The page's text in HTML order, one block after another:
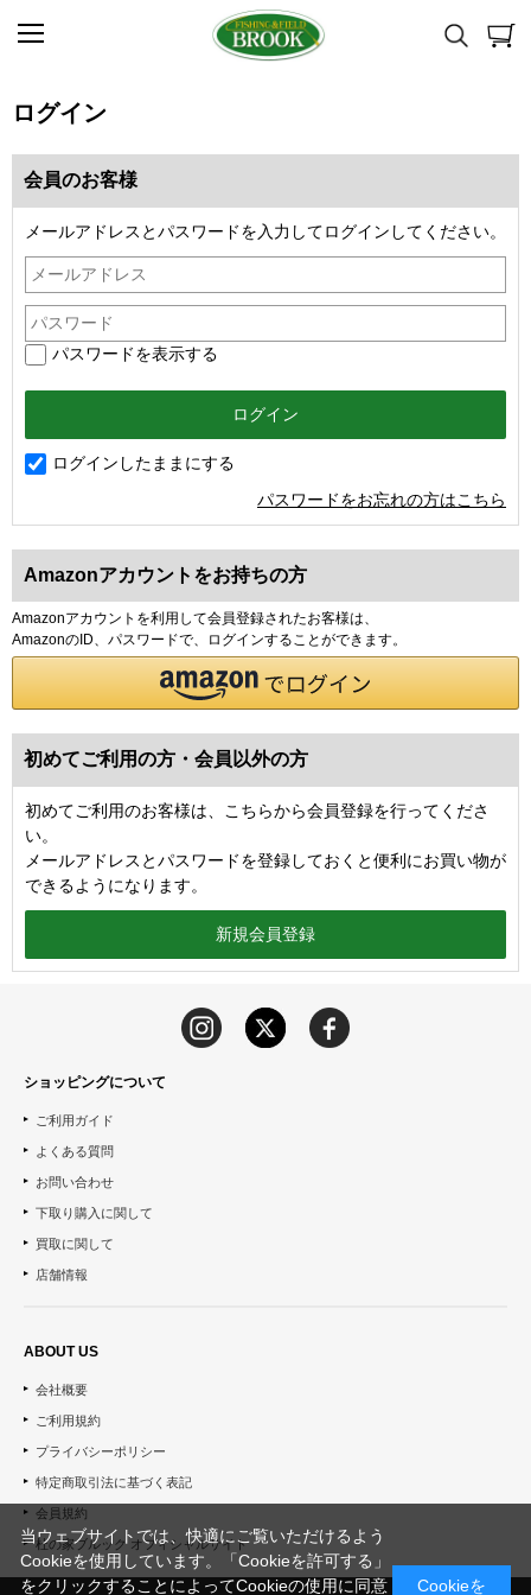
ログイン
会員のお客様
メールアドレスとパスワードを入力してログインしてください。
パスワードを表示する
ログインしたままにする
パスワードをお忘れの方はこちら
Amazonアカウントをお持ちの方
Amazonアカウントを利用して会員登録されたお客様は、
AmazonのID、パスワードで、ログインすることができます。
初めてご利用の方・会員以外の方
初めてご利用のお客様は、こちらから会員登録を行ってくださ
い。
メールアドレスとパスワードを登録しておくと便利にお買い物が
できるようになります。
ショッピングについて
ご利用ガイド
よくある質問
お問い合わせ
下取り購入に関して
買取に関して
店舗情報
ABOUT US
会社概要
ご利用規約
プライバシーポリシー
特定商取引法に基づく表記
会員規約
杜の家ブルック オフィシャルサイト
当ウェブサイトでは、快適にご覧いただけるよう
Cookieを使用しています。「Cookieを許可する」
をクリックすることによってCookieの使用に同意
Cookieを